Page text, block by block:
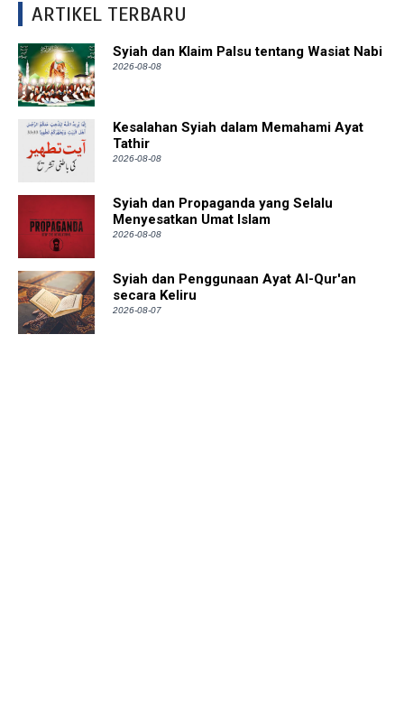
ARTIKEL TERBARU
Syiah dan Klaim Palsu tentang Wasiat Nabi
2026-08-08
Kesalahan Syiah dalam Memahami Ayat
Tathir
2026-08-08
Syiah dan Propaganda yang Selalu
Menyesatkan Umat Islam
2026-08-08
Syiah dan Penggunaan Ayat Al-Qur'an
secara Keliru
2026-08-07